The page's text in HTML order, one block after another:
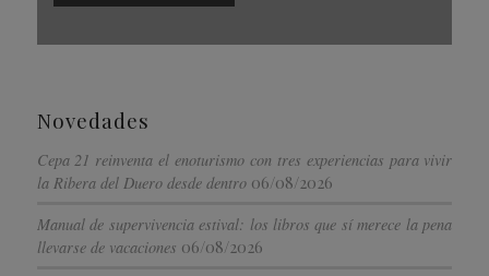
Novedades
Cepa 21 reinventa el enoturismo con tres experiencias para vivir
la Ribera del Duero desde dentro 06/08/2026
Manual de supervivencia estival: los libros que sí merece la pena
llevarse de vacaciones 06/08/2026